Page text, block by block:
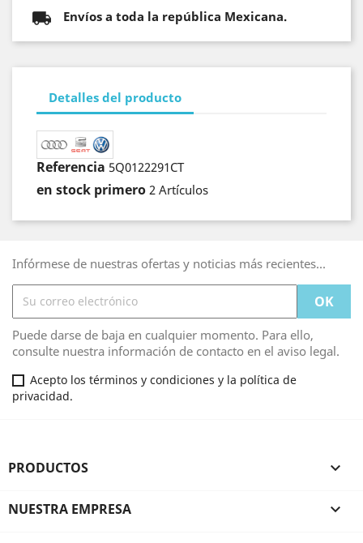
Envíos a toda la república Mexicana.
Detalles del producto
Referencia 5Q0122291CT
en stock primero 2 Artículos
Infórmese de nuestras ofertas y noticias más recientes...
Puede darse de baja en cualquier momento. Para ello,
consulte nuestra información de contacto en el aviso legal.
Acepto los términos y condiciones y la política de
privacidad.
PRODUCTOS 
NUESTRA EMPRESA 